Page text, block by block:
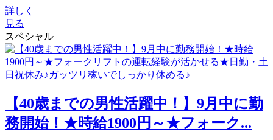
詳しく
見る
スペシャル
【40歳までの男性活躍中！】9月中に勤
務開始！★時給1900円～★フォーク...